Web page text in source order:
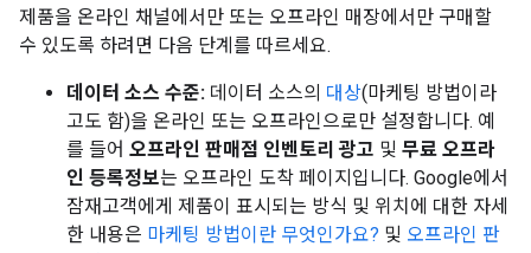
제품을 온라인 채널에서만 또는 오프라인 매장에서만 구매할
수 있도록 하려면 다음 단계를 따르세요.
데이터 소스 수준: 데이터 소스의 대상(마케팅 방법이라
고도 함)을 온라인 또는 오프라인으로만 설정합니다. 예
를 들어 오프라인 판매점 인벤토리 광고 및 무료 오프라
인 등록정보는 오프라인 도착 페이지입니다. Google에서
잠재고객에게 제품이 표시되는 방식 및 위치에 대한 자세
한 내용은 마케팅 방법이란 무엇인가요? 및 오프라인 판